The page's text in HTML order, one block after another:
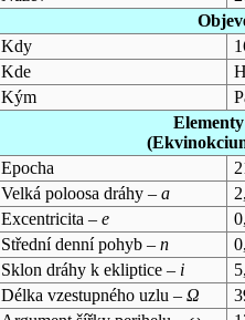
Kdy
Kde
Kým
Epocha
Velká poloosa dráhy – a
Excentricita – e
Střední denní pohyb – n
Sklon dráhy k ekliptice – i
Délka vzestupného uzlu – Ω